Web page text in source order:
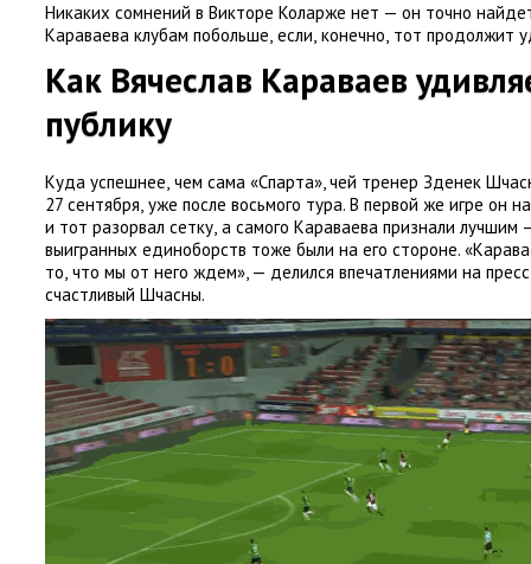
Никаких сомнений в Викторе Коларже нет — он точно
Караваева клубам побольше, если, конечно, тот продолжит
Как Вячеслав Караваев
публику
Куда успешнее, чем сама «Спарта», чей тренер Зденек
27 сентября, уже после восьмого тура. В первой же игре он
и тот разорвал сетку, а самого Караваева признали лучшим
выигранных единоборств тоже были на его стороне.
то, что мы от него ждем», — делился впечатлениями на
счастливый Шчасны.